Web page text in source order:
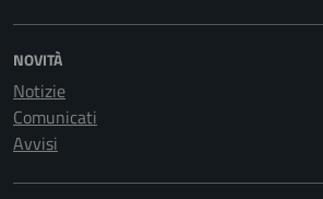
NOVITÀ
Notizie
Comunicati
Avvisi